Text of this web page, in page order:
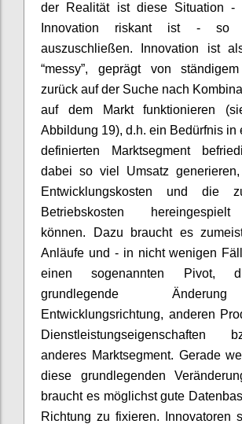
der Realität ist diese Situation -
Innovation riskant ist - so
auszuschließen. Innovation ist
“messy”, geprägt von
zurück auf der Suche nach
auf dem Markt funktionieren
Abbildung 19), d.h. ein Bedürfnis in
definierten Marktsegment
dabei so viel Umsatz
Entwicklungskosten und die
Betriebskosten
können. Dazu braucht es
Anläufe und - in nicht wenigen
einen sogenannten Pivot,
grundlegende
Entwicklungsrichtung, anderen
Dienstleistungseigenschaften
anderes Marktsegment. Gerade
diese grundlegenden
braucht es möglichst gute
Richtung zu fixieren. Innovatoren